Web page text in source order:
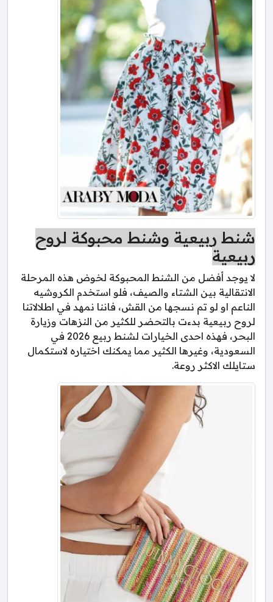
شنط ربيعية وشنط محبوكة لروح
ربيعية
لا يوجد أفضل من الشنط المحبوكة لخوض هذه المرحلة
الانتقالية بين الشتاء والصيف، فلو استخدم الكروشيه
الناعم او لو تم نسجها من القش، فاننا نمهد في اطلالاتنا
لروح ربيعية بدءت بالتحضر للكثير من النزهات وزيارة
البحر، فهذه احدى الخيارات لشنط ربيع 2026 في
السعودية، وغيرها الكثير مما يمكنك اختياره لاستكمال
ستايلك الاكثر روعة.